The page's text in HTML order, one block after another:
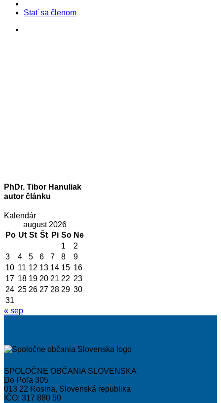
Stať sa členom
PhDr. Tibor Hanuliak
autor článku
Kalendár
august 2026
Po Ut St Št Pi So Ne
1
2
3
4 5 6 7 8
9
10 11 12 13 14 15 16
17 18 19 20 21 22 23
24 25 26 27 28 29 30
31
« sep
SPOLOČNE OBČANIA SLOVENSKA
Do Poľa 305
013 22 Rosina, Slovenská republika
IČO: 317 880 50